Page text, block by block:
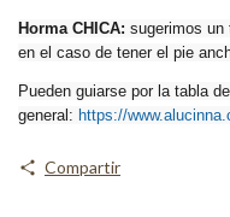
Horma CHICA: sugerimos un
en el caso de tener el pie
Pueden guiarse por la tabla
general: https://
Compartir